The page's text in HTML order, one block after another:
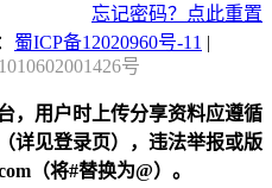
忘记密码？点此重置
蜀ICP备12020960号-11 |
号
，用户时上传分享资料应遵循
详见登录页），违法举报或版
（将#替换为@）。